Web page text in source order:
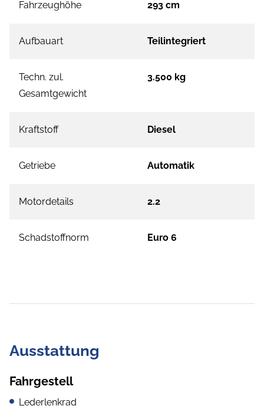
Fahrzeughöhe 293 cm
Aufbauart Teilintegriert
Techn. zul.
Gesamtgewicht
3.500 kg
Kraftstoff Diesel
Getriebe Automatik
Motordetails 2.2
Schadstoffnorm Euro 6
Ausstattung
Fahrgestell
Lederlenkrad